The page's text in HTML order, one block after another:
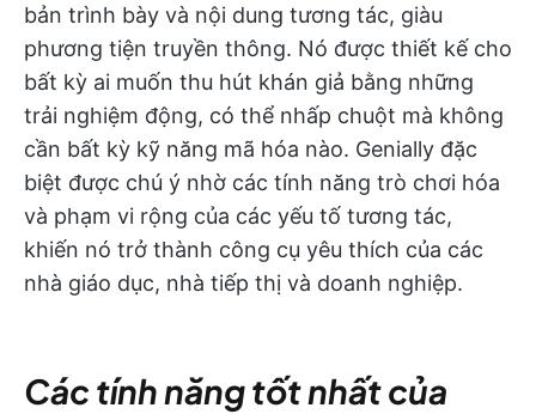
bản trình bày và nội dung tương tác, giàu
phương tiện truyền thông. Nó được thiết kế cho
bất kỳ ai muốn thu hút khán giả bằng những
trải nghiệm động, có thể nhấp chuột mà không
cần bất kỳ kỹ năng mã hóa nào. Genially đặc
biệt được chú ý nhờ các tính năng trò chơi hóa
và phạm vi rộng của các yếu tố tương tác,
khiến nó trở thành công cụ yêu thích của các
nhà giáo dục, nhà tiếp thị và doanh nghiệp.
Các tính năng tốt nhất của